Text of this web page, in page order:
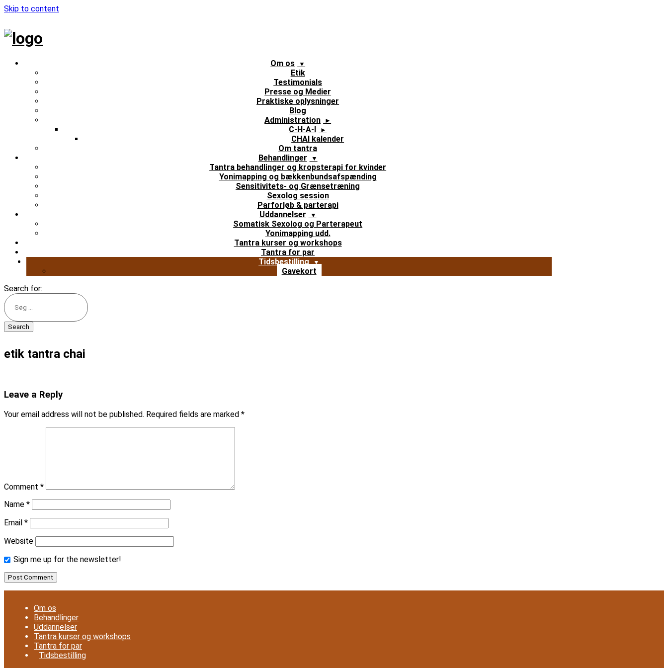
Skip to content
Om os
Etik
Testimonials
Presse og Medier
Praktiske oplysninger
Blog
Administration
C-H-A-I
CHAI kalender
Om tantra
Behandlinger
Tantra behandlinger og kropsterapi for kvinder
Yonimapping og bækkenbundsafspænding
Sensitivitets- og Grænsetræning
Sexolog session
Parforløb & parterapi
Uddannelser
Somatisk Sexolog og Parterapeut
Yonimapping udd.
Tantra kurser og workshops
Tantra for par
Tidsbestilling
Gavekort
Search for:
etik tantra chai
Leave a Reply
Your email address will not be published. Required fields are marked *
Comment *
Name *
Email *
Website
Sign me up for the newsletter!
Om os
Behandlinger
Uddannelser
Tantra kurser og workshops
Tantra for par
Tidsbestilling